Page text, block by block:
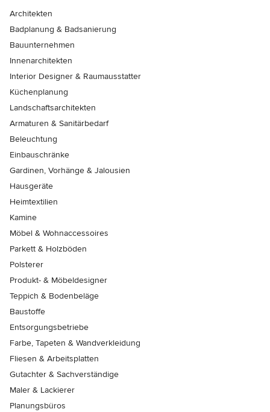
Architekten
Badplanung & Badsanierung
Bauunternehmen
Innenarchitekten
Interior Designer & Raumausstatter
Küchenplanung
Landschaftsarchitekten
Armaturen & Sanitärbedarf
Beleuchtung
Einbauschränke
Gardinen, Vorhänge & Jalousien
Hausgeräte
Heimtextilien
Kamine
Möbel & Wohnaccessoires
Parkett & Holzböden
Polsterer
Produkt- & Möbeldesigner
Teppich & Bodenbeläge
Baustoffe
Entsorgungsbetriebe
Farbe, Tapeten & Wandverkleidung
Fliesen & Arbeitsplatten
Gutachter & Sachverständige
Maler & Lackierer
Planungsbüros